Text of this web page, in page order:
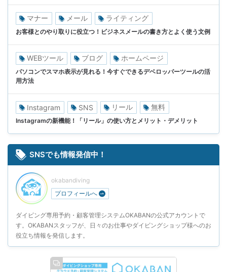
マナー メール ライティング
お客様とのやり取りに役立つ！ビジネスメールの書き方とよく使う文例
WEBツール ブログ ホームページ
パソコンでスマホ表示が見れる！今すぐできるデベロッパーツールの活
用方法
Instagram SNS リール 無料
Instagramの新機能！「リール」の使い方とメリット・デメリット
SNSでも情報発信中！
okabandiving
プロフィールへ
ダイビング専用予約・顧客管理システムOKABANの公式アカウントで
す。OKABANスタッフが、日々のお仕事やダイビングショップ様へのお
役立ち情報を発信します。